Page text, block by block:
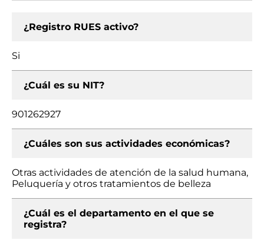
¿Registro RUES activo?
Si
¿Cuál es su NIT?
901262927
¿Cuáles son sus actividades económicas?
Otras actividades de atención de la salud humana,
Peluquería y otros tratamientos de belleza
¿Cuál es el departamento en el que se
registra?